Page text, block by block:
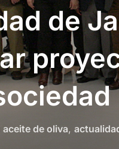
de
aceite de oliva,